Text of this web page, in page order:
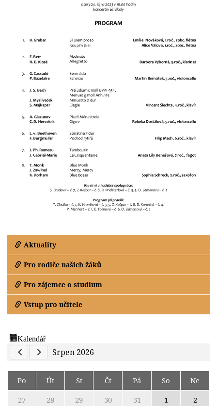
Aktuality
Pro rodiče našich žáků
Pro zájemce o studium
Vstup pro učitele
Kalendář
Previous Calendar
Next Calendar
Srpen 2026
Po Út St Čt Pá So
Ne
27
28 29 30 31 1
2